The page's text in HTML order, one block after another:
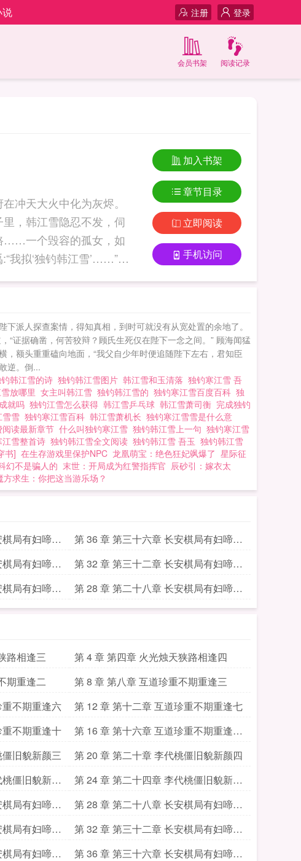
说 登录
注册
阅读记录
会员书架
冲天大火中化为灰烬。
，韩江雪隐忍不发，伺
……一个毁容的孤女，如
我拟‘独钓韩江雪’……”#
加入书架
章节目录
立即阅读
手机访问
派人探查案情，得知真相，到时可就没有从宽处置的余地了。
证据确凿，何苦狡辩？顾氏生死仅在陛下一念之间。” 顾海闻猛
额头重重磕向地面，“我父自少年时便追随陛下左右，君知臣
逆。倒...
韩江雪的诗 独钓韩江雪图片 韩江雪和玉清落 独钓寒江雪 吾
放哪里 女主叫韩江雪 独钓韩江雪的 独钓寒江雪百度百科 独
就吗 独钓江雪怎么获得 韩江雪乒乓球 韩江雪萧司衡 完成独钓
雪雪 独钓寒江雪百科 韩江雪萧机长 独钓寒江雪雪是什么意
读最新章节 什么叫独钓寒江雪 独钓韩江雪上一句 独钓寒江雪
雪整首诗 独钓韩江雪全文阅读 独钓韩江雪 吾玉 独钓韩江雪
书] 在生存游戏里保护NPC 龙凰萌宝：绝色狂妃飒爆了 星际征
幻不是骗人的 末世：开局成为红警指挥官 辰砂引：嫁衣太
方求生：你把这当游乐场？
局有妇啼鸣
第 36 章 第三十六章 长安棋局有妇啼鸣
十一
局有妇啼鸣
第 32 章 第三十二章 长安棋局有妇啼鸣
七
局有妇啼鸣
第 28 章 第二十八章 长安棋局有妇啼鸣
三
路相逢三
第 4 章 第四章 火光烛天狭路相逢四
期重逢二
第 8 章 第八章 互道珍重不期重逢三
不期重逢六
第 12 章 第十二章 互道珍重不期重逢七
不期重逢十
第 16 章 第十六章 互道珍重不期重逢十
一
旧貌新颜三
第 20 章 第二十章 李代桃僵旧貌新颜四
僵旧貌新颜
第 24 章 第二十四章 李代桃僵旧貌新颜
八
局有妇啼鸣
第 28 章 第二十八章 长安棋局有妇啼鸣
三
局有妇啼鸣
第 32 章 第三十二章 长安棋局有妇啼鸣
七
局有妇啼鸣
第 36 章 第三十六章 长安棋局有妇啼鸣